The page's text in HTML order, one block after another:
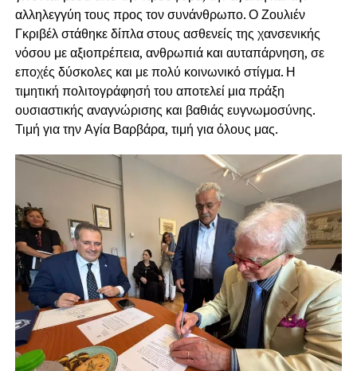
αλληλεγγύη τους προς τον συνάνθρωπο. Ο Ζουλιέν
Γκριβέλ στάθηκε δίπλα στους ασθενείς της χανσενικής
νόσου με αξιοπρέπεια, ανθρωπιά και αυταπάρνηση, σε
εποχές δύσκολες και με πολύ κοινωνικό στίγμα. Η
τιμητική πολιτογράφησή του αποτελεί μια πράξη
ουσιαστικής αναγνώρισης και βαθιάς ευγνωμοσύνης.
Τιμή για την Αγία Βαρβάρα, τιμή για όλους μας.